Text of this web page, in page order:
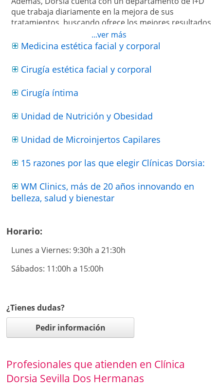
que trabaja diariamente en la mejora de sus
tratamientos, buscando ofrece los mejores resultados
...ver más
Medicina estética facial y corporal
Cirugía estética facial y corporal
Cirugía íntima
Unidad de Nutrición y Obesidad
Unidad de Microinjertos Capilares
15 razones por las que elegir Clínicas Dorsia:
WM Clinics, más de 20 años innovando en
belleza, salud y bienestar
Horario:
Lunes a Viernes: 9:30h a 21:30h
Sábados: 11:00h a 15:00h
¿Tienes dudas?
Pedir información
Profesionales que atienden en Clínica
Dorsia Sevilla Dos Hermanas